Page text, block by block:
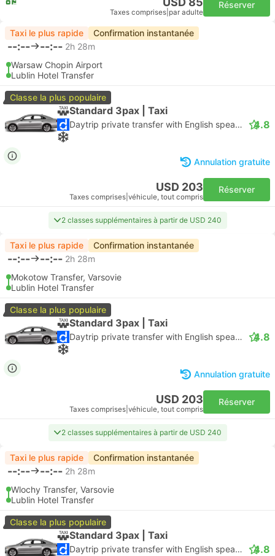
Taxes comprises par adulte
Réserver
Taxi le plus rapide Confirmation instantanée
--:-- --:-- 2h 28m
Warsaw Chopin Airport
Lublin Hotel Transfer
Classe la plus populaire
Standard 3pax | Taxi
Daytrip private transfer with English speaking driver 4.8
Annulation gratuite
USD 203
Taxes comprises véhicule, tout compris
Réserver
2 classes supplémentaires à partir de USD 240
Taxi le plus rapide Confirmation instantanée
--:-- --:-- 2h 28m
Mokotow Transfer, Varsovie
Lublin Hotel Transfer
Classe la plus populaire
Standard 3pax | Taxi
Daytrip private transfer with English speaking driver 4.8
Annulation gratuite
USD 203
Taxes comprises véhicule, tout compris
Réserver
2 classes supplémentaires à partir de USD 240
Taxi le plus rapide Confirmation instantanée
--:-- --:-- 2h 28m
Wlochy Transfer, Varsovie
Lublin Hotel Transfer
Classe la plus populaire
Standard 3pax | Taxi
Daytrip private transfer with English speaking driver 4.8